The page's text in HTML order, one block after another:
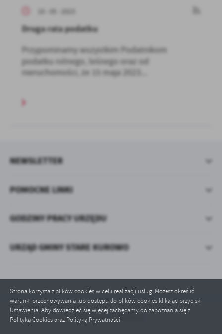
Strona korzysta z plików cookies w celu realizacji usług. Możesz określić
warunki przechowywania lub dostępu do plików cookies klikając przycisk
Ustawienia. Aby dowiedzieć się więcej zachęcamy do zapoznania się z
Polityką Cookies oraz Polityką Prywatności.
Druga rata podatku
Przypominamy wszystkim Podatnikom
podatku rolnego, leśnego oraz od
nieruchomości, że 15 maja 2023...
POMOCNE LINKI
NEWSLETTER
GODZINY PRACY URZĘDU
URZĄD GMINY STARE KUROWO
Odwiedzin: 633052